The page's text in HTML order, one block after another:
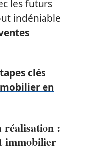
les futurs
indéniable
clés
en
réalisation :
immobilier